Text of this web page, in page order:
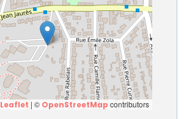
| © OpenStreetMap contributors